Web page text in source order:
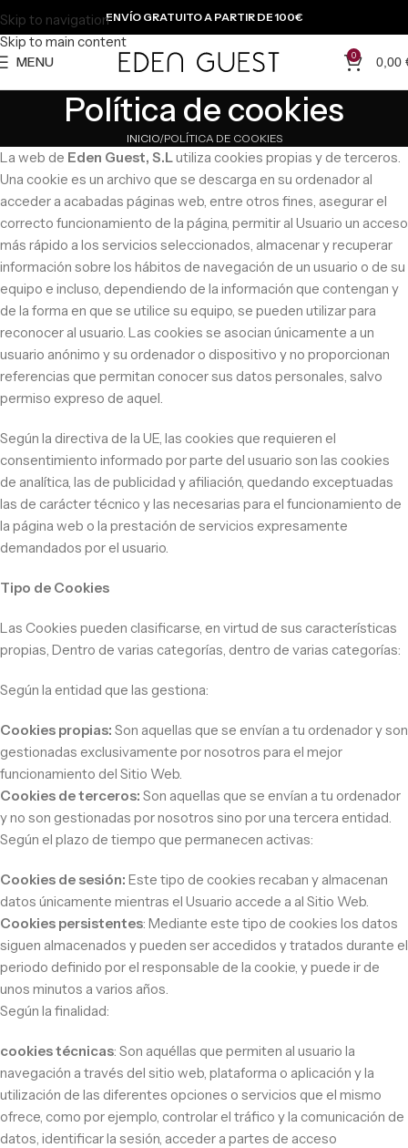
Skip to navigation
Skip to main content
ENVÍO GRATUITO A PARTIR DE 100€
MENU 0 0,00
Política de cookies
INICIO POLÍTICA DE COOKIES
La web de Eden Guest, S.Lutiliza cookies propias y de terceros.
Una cookie es un archivo que se descarga en su ordenador al
acceder a acabadas páginas web, entre otros fines, asegurar el
correcto funcionamiento de la página, permitir al Usuario un acceso
más rápido a los servicios seleccionados, almacenar y recuperar
información sobre los hábitos de navegación de un usuario o de su
equipo e incluso, dependiendo de la información que contengan y
de la forma en que se utilice su equipo, se pueden utilizar para
reconocer al usuario. Las cookies se asocian únicamente a un
usuario anónimo y su ordenador o dispositivo y no proporcionan
referencias que permitan conocer sus datos personales, salvo
permiso expreso de aquel.
Según la directiva de la UE, las cookies que requieren el
consentimiento informado por parte del usuario son las cookies
de analítica, las de publicidad y afiliación, quedando exceptuadas
las de carácter técnico y las necesarias para el funcionamiento de
la página web o la prestación de servicios expresamente
demandados por el usuario.
Tipo de Cookies
Las Cookies pueden clasificarse, en virtud de sus características
propias, Dentro de varias categorías, dentro de varias categorías:
Según la entidad que las gestiona:
Cookies propias: Son aquellas que se envían a tu ordenador y son
gestionadas exclusivamente por nosotros para el mejor
funcionamiento del Sitio Web.
Cookies de terceros: Son aquellas que se envían a tu ordenador
y no son gestionadas por nosotros sino por una tercera entidad.
Según el plazo de tiempo que permanecen activas:
Cookies de sesión: Este tipo de cookies recaban y almacenan
datos únicamente mientras el Usuario accede a al Sitio Web.
Cookies persistentes: Mediante este tipo de cookies los datos
siguen almacenados y pueden ser accedidos y tratados durante el
periodo definido por el responsable de la cookie, y puede ir de
unos minutos a varios años.
Según la finalidad:
cookies técnicas: Son aquéllas que permiten al usuario la
navegación a través del sitio web, plataforma o aplicación y la
utilización de las diferentes opciones o servicios que el mismo
ofrece, como por ejemplo, controlar el tráfico y la comunicación de
datos, identificar la sesión, acceder a partes de acceso